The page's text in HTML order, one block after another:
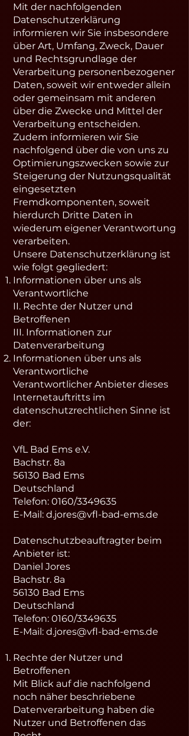
Mit der nachfolgenden
Datenschutzerklärung
informieren wir Sie insbesondere
über Art, Umfang, Zweck, Dauer
und Rechtsgrundlage der
Verarbeitung personenbezogener
Daten, soweit wir entweder allein
oder gemeinsam mit anderen
über die Zwecke und Mittel der
Verarbeitung entscheiden.
Zudem informieren wir Sie
nachfolgend über die von uns zu
Optimierungszwecken sowie zur
Steigerung der Nutzungsqualität
eingesetzten
Fremdkomponenten, soweit
hierdurch Dritte Daten in
wiederum eigener Verantwortung
verarbeiten.
Unsere Datenschutzerklärung ist
wie folgt gegliedert:
Informationen über uns als
Verantwortliche
II. Rechte der Nutzer und
Betroffenen
III. Informationen zur
Datenverarbeitung
Informationen über uns als
Verantwortliche
Verantwortlicher Anbieter dieses
Internetauftritts im
datenschutzrechtlichen Sinne ist
der:
VfL Bad Ems e.V.
Bachstr. 8a
56130 Bad Ems
Deutschland
Telefon: 0160/3349635
E-Mail: d.jores@vfl-bad-ems.de
Datenschutzbeauftragter beim
Anbieter ist:
Daniel Jores
Bachstr. 8a
56130 Bad Ems
Deutschland
Telefon: 0160/3349635
E-Mail: d.jores@vfl-bad-ems.de
Rechte der Nutzer und
Betroffenen
Mit Blick auf die nachfolgend
noch näher beschriebene
Datenverarbeitung haben die
Nutzer und Betroffenen das